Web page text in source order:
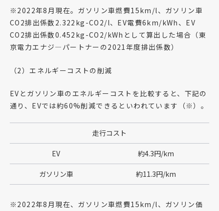
※2022年8月現在。ガソリン車燃費15km/l、ガソリン車
CO2排出係数2.322kg-CO2/l、EV電費6km/kWh、EV
CO2排出係数0.452kg-CO2/kWhとして算出した場合（東
京電力エナジ―パートナーの2021年度排出係数）
（2）エネルギーコストの削減
EVとガソリン車のエネルギーコストを比較すると、下記の
通り、EVでは約60%削減できるといわれています（※）。
走行コスト
EV 約4.3円/km
ガソリン車 約11.3円/km
※2022年8月現在、ガソリン車燃費15km/l、ガソリン価